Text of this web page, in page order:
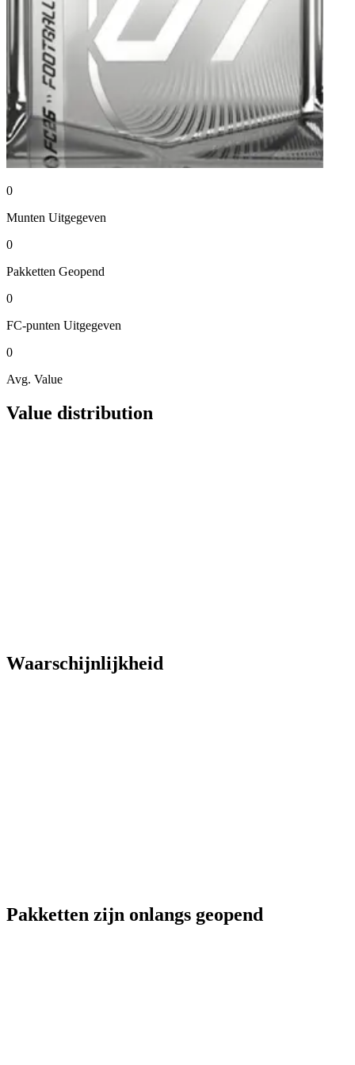
0
Munten Uitgegeven
0
Pakketten Geopend
0
FC-punten Uitgegeven
0
Avg. Value
Value distribution
Waarschijnlijkheid
Pakketten zijn onlangs geopend